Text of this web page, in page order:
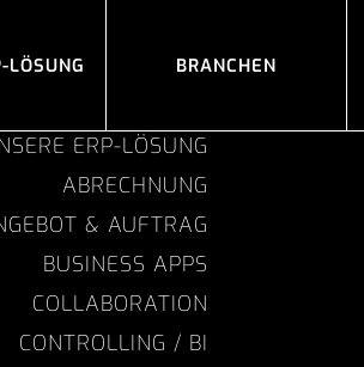
LÖSUNG BRANCHEN
ERP-LÖSUNG
ABRECHNUNG
& AUFTRAG
BUSINESS APPS
COLLABORATION
CONTROLLING / BI